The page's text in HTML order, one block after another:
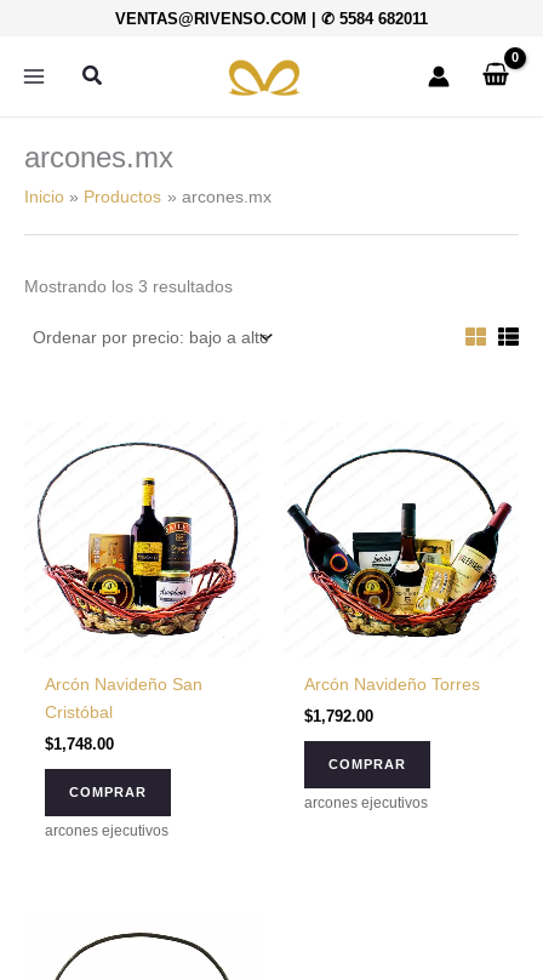
contenido
VENTAS@RIVENSO.COM | ✆ 5584 682011
Buscar
arcones.mx
Inicio Productos arcones.mx
Mostrando los 3 resultados
por
bajo
a
alto
Arcón Navideño San
Cristóbal
$1,748.00
COMPRAR
arcones ejecutivos
Arcón Navideño Torres
$1,792.00
COMPRAR
arcones ejecutivos